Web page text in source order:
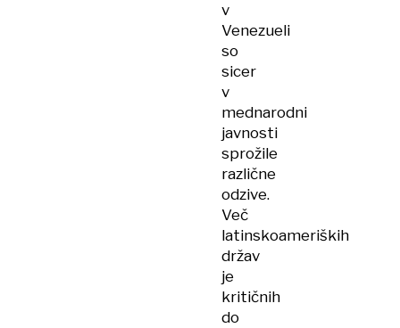
v
Venezueli
so
sicer
v
mednarodni
javnosti
sprožile
različne
odzive.
Več
latinskoameriških
držav
je
kritičnih
do